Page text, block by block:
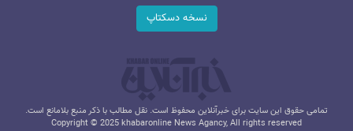
نسخه دسکتاپ
تمامی حقوق این سایت برای خبرآنلاین محفوظ است. نقل مطالب با ذکر منبع بلامانع است.
Copyright © 2025 khabaronline News Agancy, All rights reserved